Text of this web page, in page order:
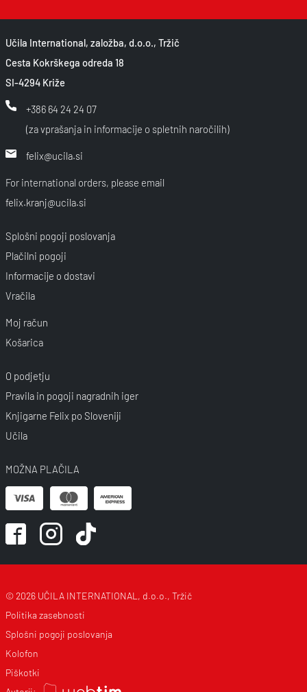
Učila International, založba, d.o.o., Tržič
Cesta Kokrškega odreda 18
SI-4294 Križe
+386 64 24 24 07
(za vprašanja in informacije o spletnih naročilih)
felix@ucila.si
For international orders, please email
felix.kranj@ucila.si
Splošni pogoji poslovanja
Plačilni pogoji
Informacije o dostavi
Vračila
Moj račun
Košarica
O podjetju
Pravila in pogoji nagradnih iger
Knjigarne Felix po Sloveniji
Učila
MOŽNA PLAČILA
© 2026 UČILA INTERNATIONAL, d.o.o., Tržič
Politika zasebnosti
Splošni pogoji poslovanja
Kolofon
Piškotki